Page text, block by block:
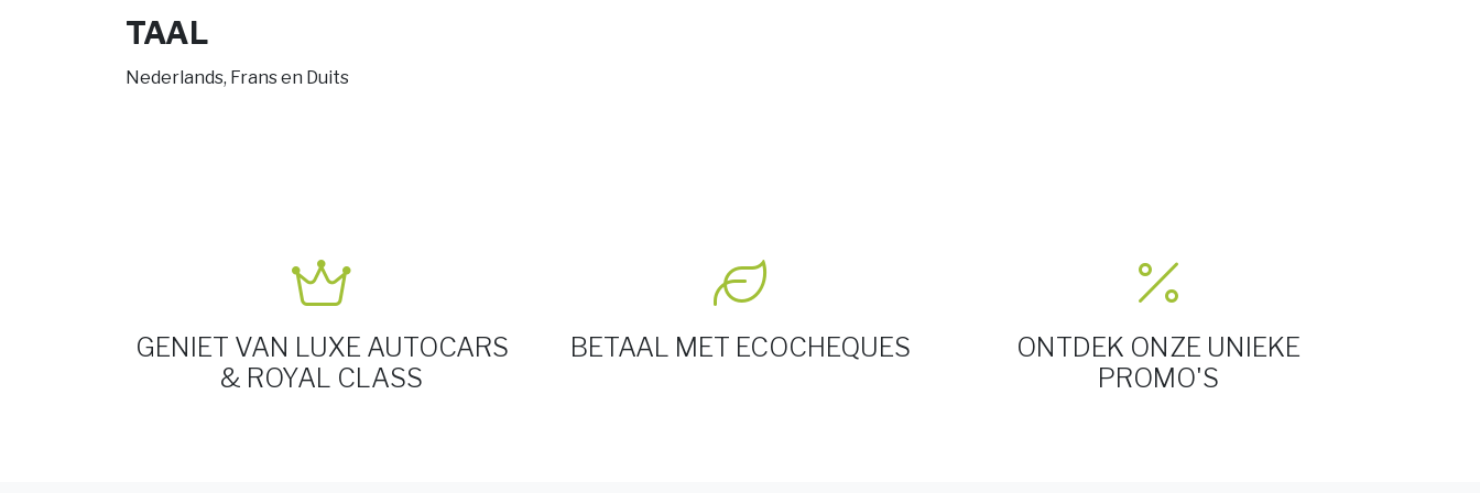
TAAL
Nederlands, Frans en Duits
GENIET VAN LUXE AUTOCARS
& ROYAL CLASS
BETAAL MET ECOCHEQUES
ONTDEK ONZE UNIEKE
PROMO'S